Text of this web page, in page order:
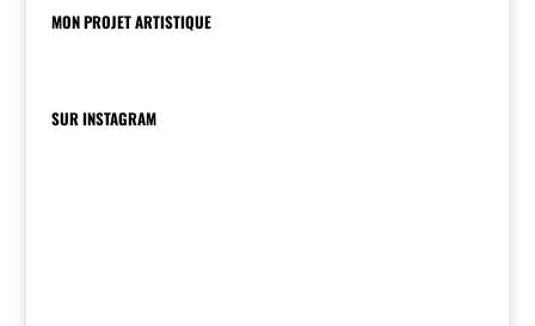
MON PROJET ARTISTIQUE
SUR INSTAGRAM